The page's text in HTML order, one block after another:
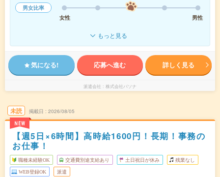
男女比率
女性
男性
もっと見る
気になる! 応募へ進む 詳しく見る
派遣会社 株式会社パソナ
未読
NEW
掲載日 2026/08/05
【週5日×6時間】高時給1600円！長期！事務の
お仕事！
職種未経験OK 交通費別途支給あり 土日祝日が休み 残業なし
WEB登録OK 派遣